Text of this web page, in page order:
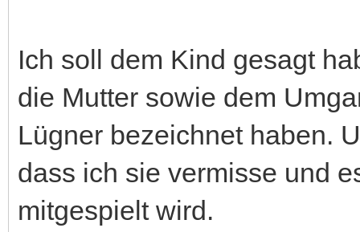
Ich soll dem Kind gesagt
die Mutter sowie dem
Lügner bezeichnet haben.
dass ich sie vermisse und
mitgespielt wird.